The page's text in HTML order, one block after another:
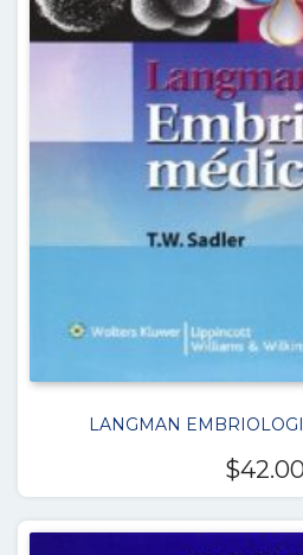
LANGMAN
$42.00